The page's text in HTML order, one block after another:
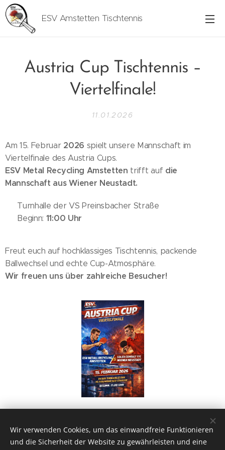
ESV Amstetten Tischtennis
Austria Cup Tischtennis –
Viertelfinale!
11.01.2026
Am 15. Februar 2026 spielt unsere Mannschaft im
Viertelfinale des Austria Cups.
ESV Metal Recycling Amstetten trifft auf die
Mannschaft aus Wiener Neustadt.
📍 Turnhalle der VS Preinsbacher Straße
⏰ Beginn: 11:00 Uhr
Freut euch auf hochklassiges Tischtennis, packende
Ballwechsel und echte Cup-Atmosphäre.
Wir freuen uns über zahlreiche Besucher!
Wir verwenden Cookies, um das einwandfreie Funktionieren
und die Sicherheit der Website zu gewährleisten und eine